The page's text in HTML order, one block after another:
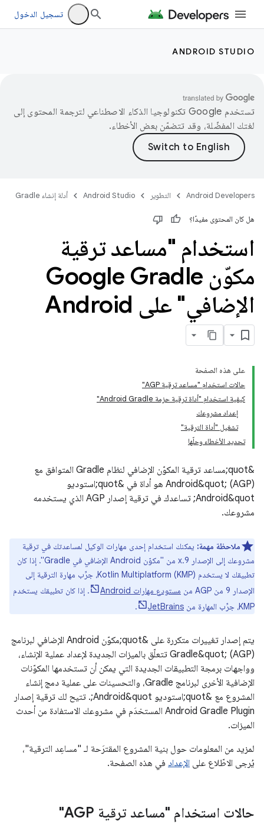
تسجيل الدخول
ANDROID STUDIO
تستخدم Google تكنولوجيا الذكاء الاصطناعي لترجمة المحتوى إلى
لغتك المفضّلة، وقد تتضمّن بعض الأخطاء.
Android Developers التطوير Android Studio أدلة إنشاء Gradle
هل كان المحتوى مفيدًا؟
استخدام "مساعد ترقية
مكوّن Google Gradle
الإضافي" على Android
على هذه الصفحة
حالات استخدام "مساعد ترقية AGP"
كيفية استخدام "أداة ترقية حزمة Android Gradle"
إعداد مشروعك
تشغيل "أداة الترقية"
تحديد الأخطاء وحلّها
&quot;مساعد ترقية المكوّن الإضافي لنظام Gradle المتوافق مع
Android&quot; (AGP) هو أداة في &quot;استوديو
Android&quot; تساعدك في ترقية إصدار AGP الذي يستخدمه
مشروعك.
ملاحظة مهمة: يمكنك استخدام إحدى مهارات الوكيل لمساعدتك في ترقية
مشروعك إلى الإصدار 9.x من "مكوّن Android الإضافي في Gradle". إذا كان
تطبيقك لا يستخدم Kotlin Multiplatform (KMP)، جرِّب مهارة الترقية إلى
الإصدار 9 من AGP من
مستودع مهارات Android
. إذا كان تطبيقك يستخدم
KMP، جرِّب المهارة من
JetBrains
.
يتم إصدار تغييرات متكررة على &quot;مكوّن Android الإضافي لبرنامج
Gradle&quot; (AGP) تتعلّق بالميزات الجديدة لإعداد عملية الإنشاء،
وواجهات برمجة التطبيقات الجديدة التي يمكن أن تستخدمها المكوّنات
الإضافية الأخرى لبرنامج Gradle، والتحسينات على عملية دمج إنشاء
المشروع مع &quot;استوديو Android&quot;. تتيح لك ترقية إصدار
Android Gradle Plugin المستخدَم في مشروعك الاستفادة من أحدث
الميزات.
لمزيد من المعلومات حول بنية المشروع المقترَحة لـ "مساعِد الترقية"،
يُرجى الاطّلاع على الإعداد في هذه الصفحة.
حالات استخدام "مساعد ترقية AGP"